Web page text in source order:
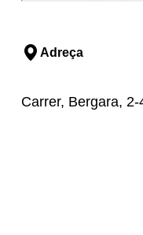
Adreça
Carrer, Bergara,